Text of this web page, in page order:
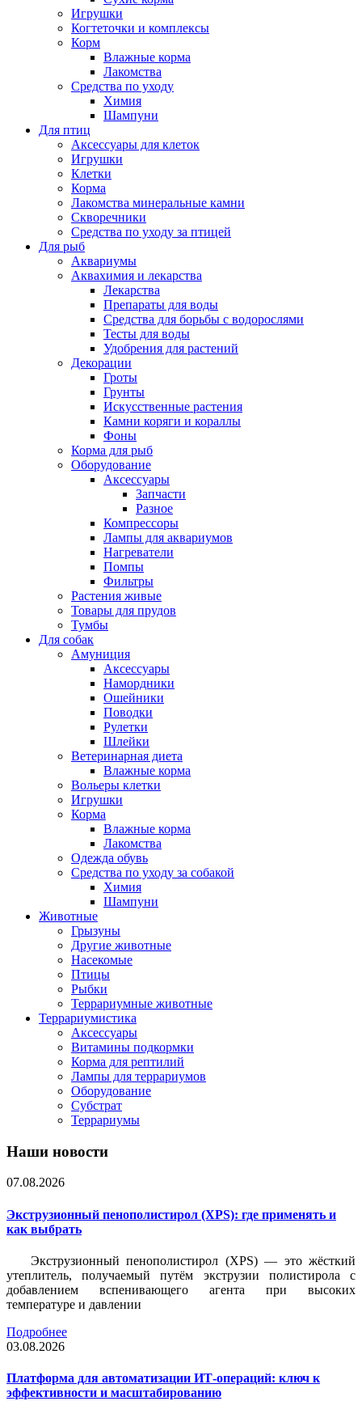
Игрушки
Когтеточки и комплексы
Корм
Влажные корма
Лакомства
Средства по уходу
Химия
Шампуни
Для птиц
Аксессуары для клеток
Игрушки
Клетки
Корма
Лакомства минеральные камни
Скворечники
Средства по уходу за птицей
Для рыб
Аквариумы
Аквахимия и лекарства
Лекарства
Препараты для воды
Средства для борьбы с водорослями
Тесты для воды
Удобрения для растений
Декорации
Гроты
Грунты
Искусственные растения
Камни коряги и кораллы
Фоны
Корма для рыб
Оборудование
Аксессуары
Запчасти
Разное
Компрессоры
Лампы для аквариумов
Нагреватели
Помпы
Фильтры
Растения живые
Товары для прудов
Тумбы
Для собак
Амуниция
Аксессуары
Намордники
Ошейники
Поводки
Рулетки
Шлейки
Ветеринарная диета
Влажные корма
Вольеры клетки
Игрушки
Корма
Влажные корма
Лакомства
Одежда обувь
Средства по уходу за собакой
Химия
Шампуни
Животные
Грызуны
Другие животные
Насекомые
Птицы
Рыбки
Террариумные животные
Террариумистика
Аксессуары
Витамины подкормки
Корма для рептилий
Лампы для террариумов
Оборудование
Субстрат
Террариумы
Наши новости
07.08.2026
Экструзионный пенополистирол (XPS): где применять и
как выбрать
Экструзионный пенополистирол (XPS) — это жёсткий
утеплитель, получаемый путём экструзии полистирола с
добавлением вспенивающего агента при высоких
температуре и давлении
Подробнее
03.08.2026
Платформа для автоматизации ИТ-операций: ключ к
эффективности и масштабированию